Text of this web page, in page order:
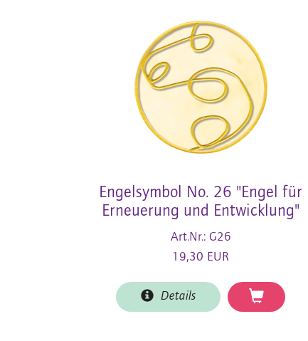
Engelsymbol No. 26 "Engel für
Erneuerung und Entwicklung"
Art.Nr.: G26
19,30 EUR
Details